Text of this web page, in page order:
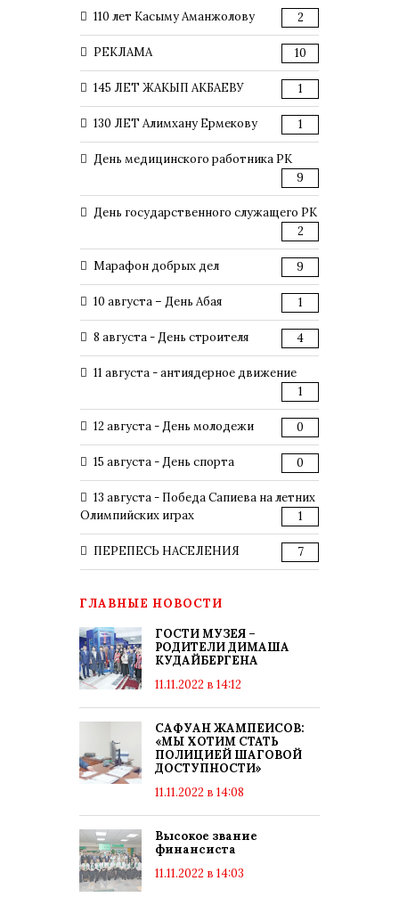
110 лет Касыму Аманжолову 2
РЕКЛАМА 10
145 ЛЕТ ЖАКЫП АКБАЕВУ 1
130 ЛЕТ Алимхану Ермекову 1
День медицинского работника РК
9
День государственного служащего РК
2
Марафон добрых дел 9
10 августа – День Абая 1
8 августа - День строителя 4
11 августа - антиядерное движение
1
12 августа - День молодежи 0
15 августа - День спорта 0
13 августа - Победа Сапиева на летних
Олимпийских играх
1
ПЕРЕПЕСЬ НАСЕЛЕНИЯ 7
ГЛАВНЫЕ НОВОСТИ
ГОСТИ МУЗЕЯ –
РОДИТЕЛИ ДИМАША
КУДАЙБЕРГЕНА
11.11.2022 в 14:12
САФУАН ЖАМПЕИСОВ:
«МЫ ХОТИМ СТАТЬ
ПОЛИЦИЕЙ ШАГОВОЙ
ДОСТУПНОСТИ»
11.11.2022 в 14:08
Высокое звание
финансиста
11.11.2022 в 14:03